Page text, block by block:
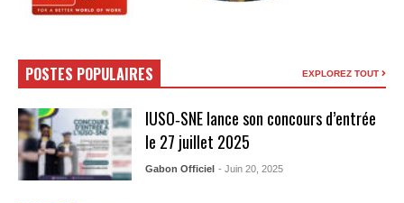
POSTES POPULAIRES EXPLOREZ TOUT
IUSO‑SNE lance son concours d’entrée
le 27 juillet 2025
Gabon Officiel - Juin 20, 2025